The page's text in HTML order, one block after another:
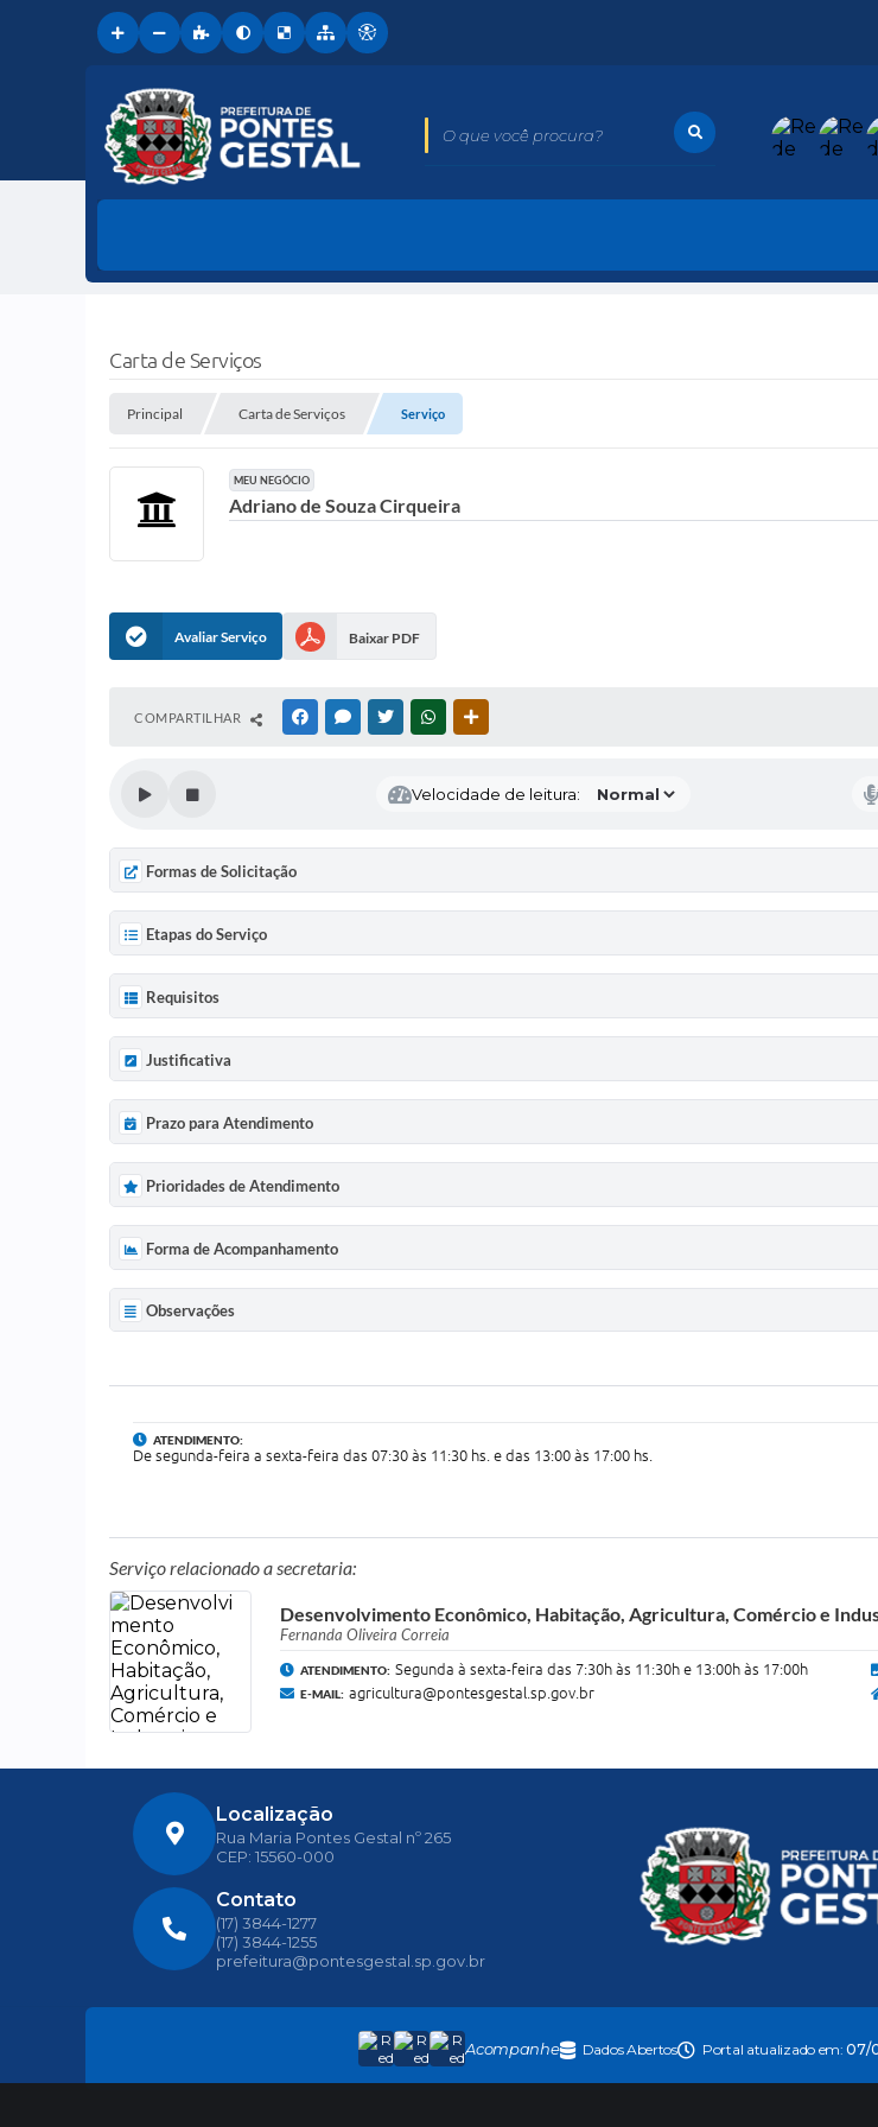
O que você procura?
Carta de Serviços
Principal Carta de Serviços Serviço
MEU NEGÓCIO
Adriano de Souza Cirqueira
Avaliar Serviço Baixar PDF
COMPARTILHAR FACEBOOKMESSENGER
TWITTERWHATSAPP
Velocidade de leitura:
Formas de Solicitação
Etapas do Serviço
Requisitos
Justificativa
Prazo para Atendimento
Prioridades de Atendimento
Forma de Acompanhamento
Observações
ATENDIMENTO:
De segunda-feira a sexta-feira das 07:30 às 11:30 hs. e das 13:00 às 17:00 hs.
Serviço relacionado a secretaria:
Desenvolvimento Econômico, Habitação, Agricultura, Comércio e
Fernanda Oliveira Correia
ATENDIMENTO: Segunda à sexta-feira das 7:30h às 11:30h e 13:00h às 17:00h
E-MAIL: agricultura@pontesgestal.sp.gov.br
Localização
Rua Maria Pontes Gestal nº 265
CEP: 15560-000
Contato
(17) 3844-1277
(17) 3844-1255
prefeitura@pontesgestal.sp.gov.br
Portal atualizado em:07/
Dados Abertos
Acompanhe